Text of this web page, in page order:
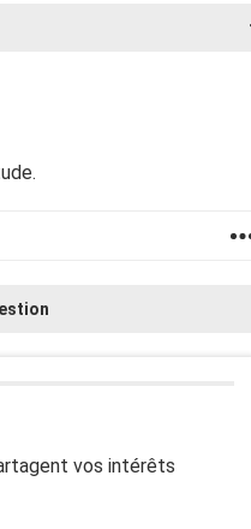
vos intérêts